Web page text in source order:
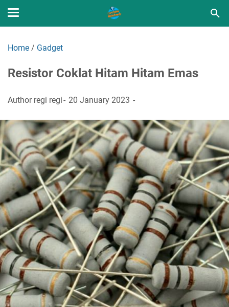
Home / Gadget
Resistor Coklat Hitam Hitam Emas
Author regi regi 20 January 2023